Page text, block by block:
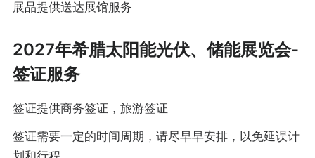
展品提供送达展馆服务
2027年希腊太阳能光伏、储能展览会-
签证服务
签证提供商务签证，旅游签证
签证需要一定的时间周期，请尽早早安排，以免延误计